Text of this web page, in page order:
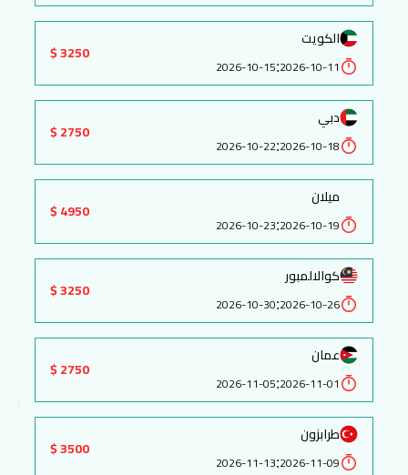
الكويت
2026-10-11
:
2026-10-15
3250 $
دبي
2026-10-18
:
2026-10-22
2750 $
ميلان
2026-10-19
:
2026-10-23
4950 $
كوالالمبور
2026-10-26
:
2026-10-30
3250 $
عمان
2026-11-01
:
2026-11-05
2750 $
طرابزون
2026-11-09
:
2026-11-13
3500 $